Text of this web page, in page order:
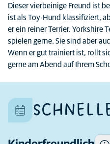
Dieser vierbeinige Freund ist
ist als Toy-Hund klassifiziert,
er ein reiner Terrier. Yorkshire
spielen gerne. Sie sind aber
Wenn er gut trainiert ist, rollt
gerne am Abend auf Ihrem
Einige Hunde
Kindern gegenüber
verspielter und
sein und dem
Kindern